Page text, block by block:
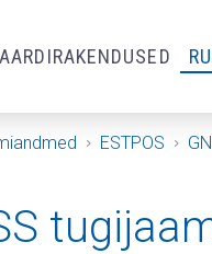
ESTPOS